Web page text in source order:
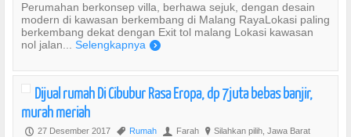
Perumahan berkonsep villa, berhawa sejuk, dengan desain
modern di kawasan berkembang di Malang RayaLokasi paling
berkembang dekat dengan Exit tol malang Lokasi kawasan
nol jalan... Selengkapnya )
Dijual rumah Di Cibubur Rasa Eropa, dp 7juta bebas banjir,
murah meriah
P 27 Desember 2017 , Rumah U Farah ? Silahkan pilih, Jawa Barat